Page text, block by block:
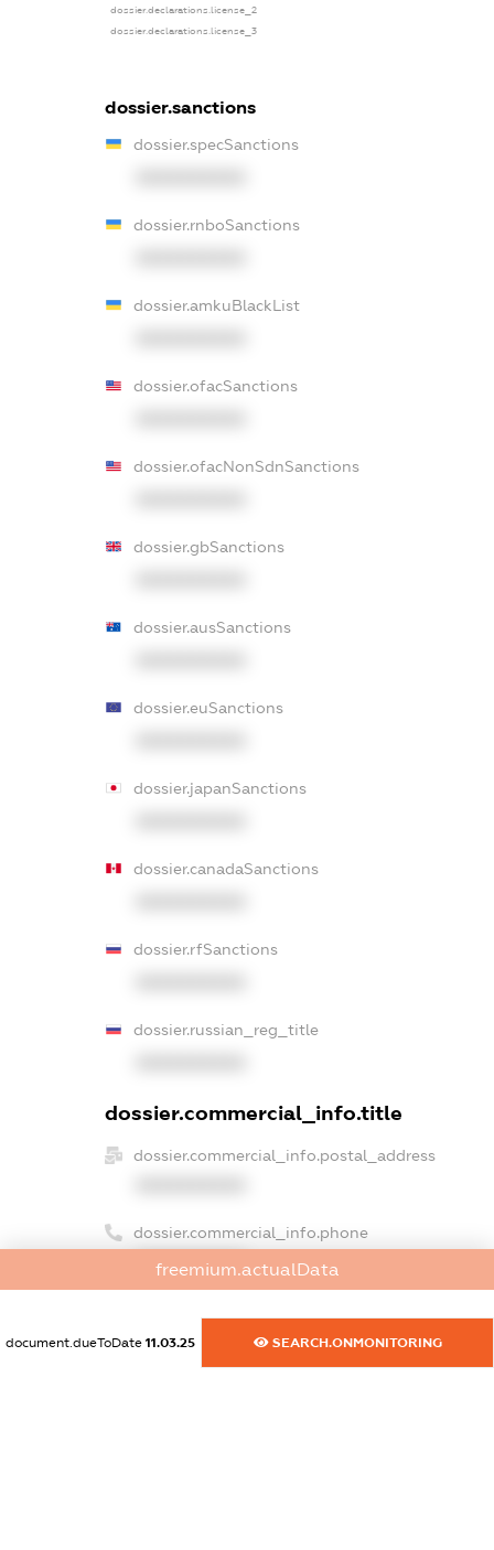
dossier.declarations.license_2
dossier.declarations.license_3
dossier.sanctions
dossier.specSanctions
dossier.rnboSanctions
dossier.amkuBlackList
dossier.ofacSanctions
dossier.ofacNonSdnSanctions
dossier.gbSanctions
dossier.ausSanctions
dossier.euSanctions
dossier.japanSanctions
dossier.canadaSanctions
dossier.rfSanctions
dossier.russian_reg_title
dossier.commercial_info.title
dossier.commercial_info.postal_address
dossier.commercial_info.phone
XXXXXXXXXX
XXXXXXXXXX
freemium.actualData
document.dueToDate 11.03.25 SEARCH.ONMONITORING